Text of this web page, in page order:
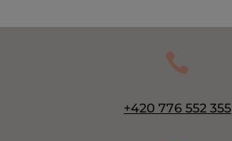

+420 776 552 355